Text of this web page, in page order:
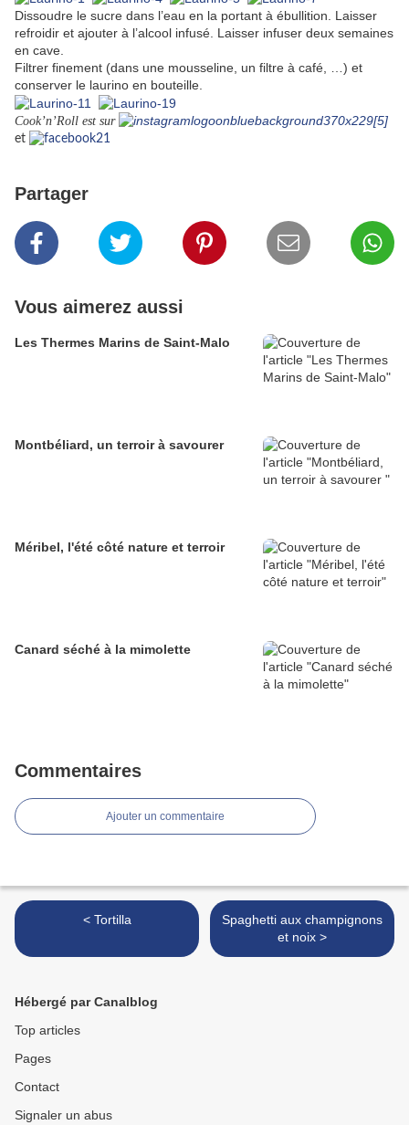
Dissoudre le sucre dans l’eau en la portant à ébullition. Laisser
refroidir et ajouter à l’alcool infusé. Laisser infuser deux semaines
en cave.
Filtrer finement (dans une mousseline, un filtre à café, …) et
conserver le laurino en bouteille.
Cook’n’Roll est sur
et
Partager
Vous aimerez aussi
Les Thermes Marins de Saint-Malo
Montbéliard, un terroir à savourer
Méribel, l'été côté nature et terroir
Canard séché à la mimolette
Commentaires
Ajouter un commentaire
< Tortilla
Spaghetti aux champignons
et noix >
Hébergé par Canalblog
Top articles
Pages
Contact
Signaler un abus